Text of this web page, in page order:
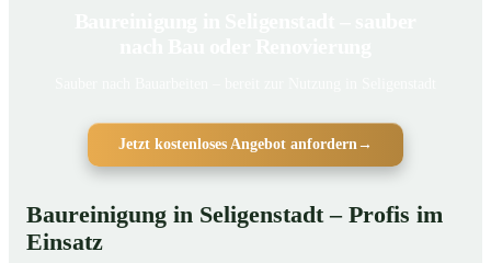
Jetzt kostenloses Angebot anfordern→
Baureinigung in Seligenstadt – Profis im
Einsatz